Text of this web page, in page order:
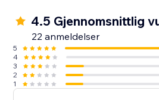
4.5 Gjennomsnittlig
22 anmeldelser
5
4
3
2
1